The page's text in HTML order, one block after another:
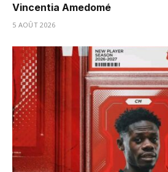
Vincentia Amedomé
5 AOÛT 2026